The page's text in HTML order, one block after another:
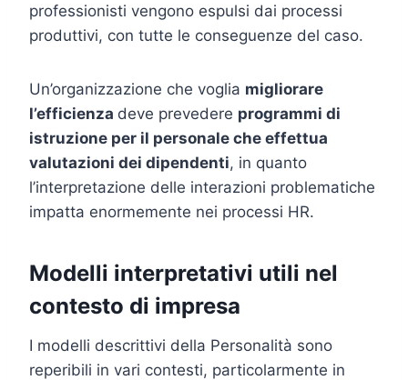
professionisti vengono espulsi dai processi
produttivi, con tutte le conseguenze del caso.
Un’organizzazione che voglia migliorare
l’efficienza deve prevedere programmi di
istruzione per il personale che effettua
valutazioni dei dipendenti, in quanto
l’interpretazione delle interazioni problematiche
impatta enormemente nei processi HR.
Modelli interpretativi utili nel
contesto di impresa
I modelli descrittivi della Personalità sono
reperibili in vari contesti, particolarmente in